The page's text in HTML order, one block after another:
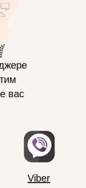
вас
Viber